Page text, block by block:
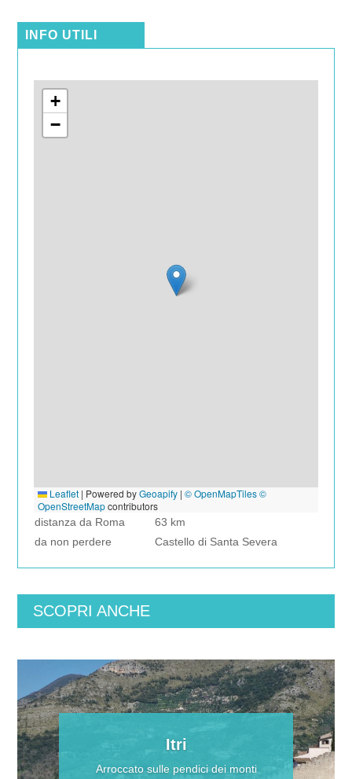
INFO UTILI
+
−
Leaflet | Powered byGeoapify |© OpenMapTiles ©
OpenStreetMapcontributors
distanza da Roma
63 km
da non perdere
Castello di Santa Severa
SCOPRI ANCHE
Itri
Arroccato sulle pendici dei monti